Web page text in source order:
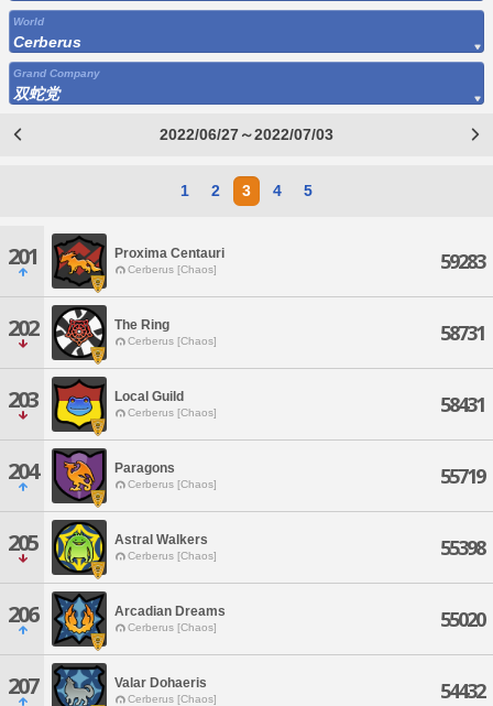
World
Cerberus
Grand Company
双蛇党
2022/06/27～2022/07/03
1 2 3 4 5
201 Proxima Centauri
Cerberus [Chaos] 59283
202 The Ring
Cerberus [Chaos] 58731
203 Local Guild
Cerberus [Chaos] 58431
204 Paragons
Cerberus [Chaos] 55719
205 Astral Walkers
Cerberus [Chaos] 55398
206 Arcadian Dreams
Cerberus [Chaos] 55020
207 Valar Dohaeris
Cerberus [Chaos] 54432